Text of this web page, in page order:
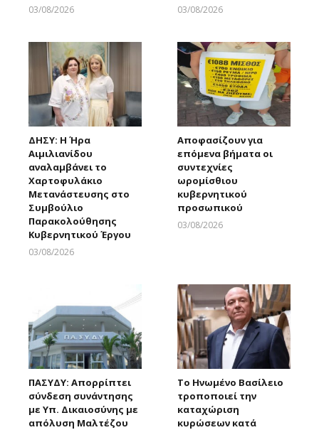
03/08/2026
03/08/2026
ΔΗΣΥ: Η Ήρα
Αιμιλιανίδου
αναλαμβάνει το
Χαρτοφυλάκιο
Μετανάστευσης στο
Συμβούλιο
Παρακολούθησης
Κυβερνητικού Έργου
03/08/2026
Αποφασίζουν για
επόμενα βήματα οι
συντεχνίες
ωρομίσθιου
κυβερνητικού
προσωπικού
03/08/2026
ΠΑΣΥΔΥ: Απορρίπτει
σύνδεση συνάντησης
με Υπ. Δικαιοσύνης με
απόλυση Μαλτέζου
Το Ηνωμένο Βασίλειο
τροποποιεί την
καταχώριση
κυρώσεων κατά